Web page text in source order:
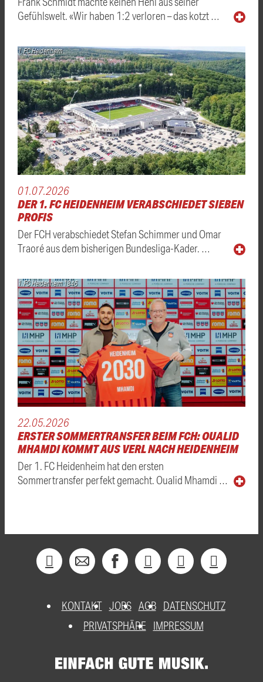
Gefühlswelt. «Wir haben 1:2 verloren – das kotzt …
1. FC Heidenheim
01.07.2026
DER 1. FC HEIDENHEIM VERABSCHIEDET SIEBEN
PROFIS
Der FCH verabschiedet Stefan Schimmer und Omar
Traoré aus dem bisherigen Bundesliga-Kader. …
1. FC Heidenheim 1846
22.05.2026
ERSTER SOMMERTRANSFER BEIM FCH: OUALID
MHAMDI KOMMT AUS VERL NACH HEIDENHEIM
Der 1. FC Heidenheim hat den ersten
Sommertransfer perfekt gemacht. Oualid Mhamdi …
KONTAKT JOBS AGB DATENSCHUTZ
PRIVATSPHÄRE
IMPRESSUM